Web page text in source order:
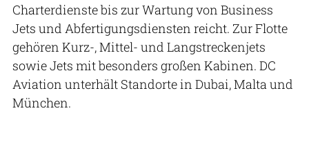
Charterdienste bis zur Wartung von Business
Jets und Abfertigungsdiensten reicht. Zur Flotte
gehören Kurz-, Mittel- und Langstreckenjets
sowie Jets mit besonders großen Kabinen. DC
Aviation unterhält Standorte in Dubai, Malta und
München.